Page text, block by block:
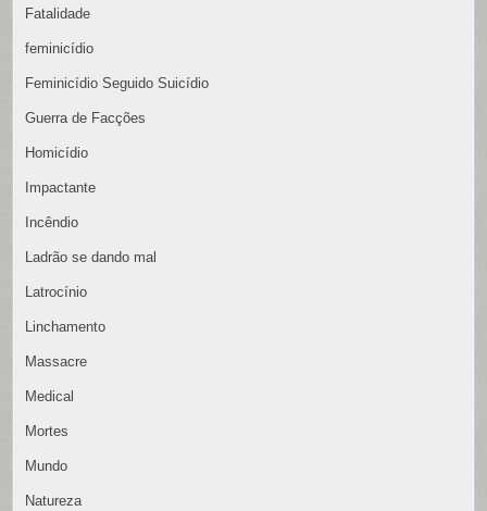
Fatalidade
feminicídio
Feminicídio Seguido Suicídio
Guerra de Facções
Homicídio
Impactante
Incêndio
Ladrão se dando mal
Latrocínio
Linchamento
Massacre
Medical
Mortes
Mundo
Natureza